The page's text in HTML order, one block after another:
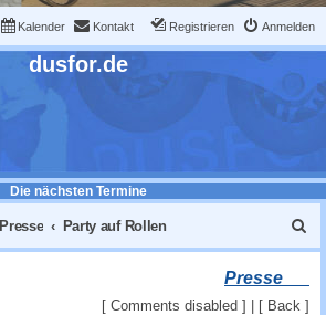
Kalender Kontakt Anmelden
Registrieren
dusfor.de
Die nächsten Termine
Presse Party auf Rollen
u
c
Presse
[ Comments disabled ] | [ Back ]